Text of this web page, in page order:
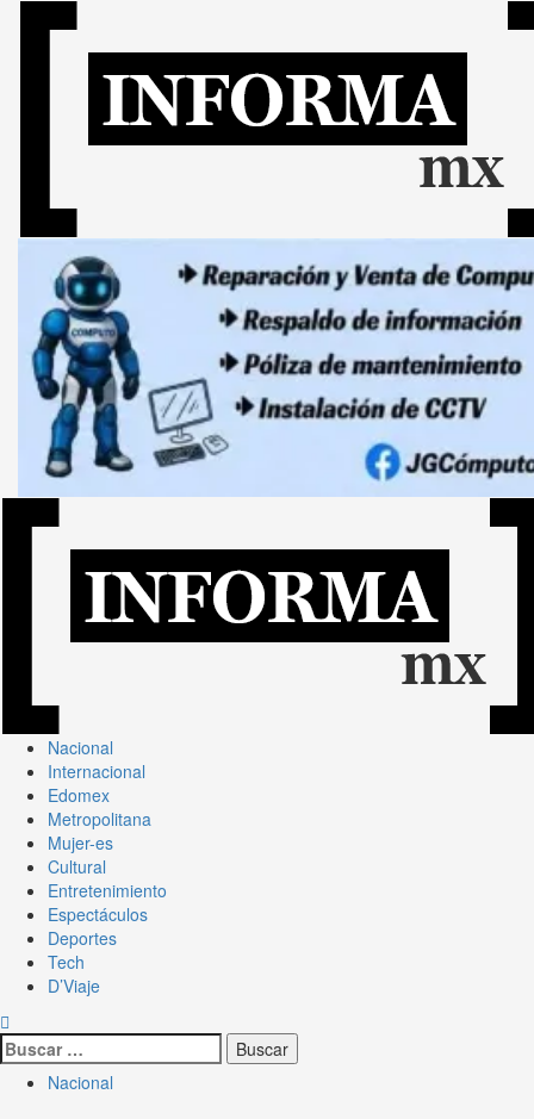
Nacional
Internacional
Edomex
Metropolitana
Mujer-es
Cultural
Entretenimiento
Espectáculos
Deportes
Tech
D’Viaje
Nacional